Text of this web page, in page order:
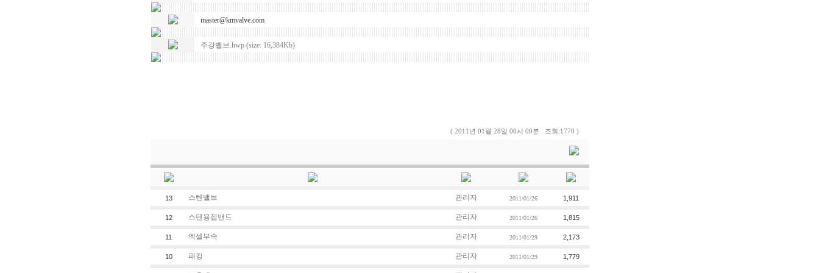
master@kmvalve.com
주강밸브.hwp (size: 16,384Kb)
( 2011년 01월 28일 00시 00분 조회:1770 )
13 스텐밸브 관리자 2011/01/26 1,911
12 스텐용접밴드 관리자 2011/01/26 1,815
11 엑셀부속 관리자 2011/01/29 2,173
10 패킹 관리자 2011/01/29 1,779